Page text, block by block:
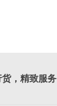
，精致服务